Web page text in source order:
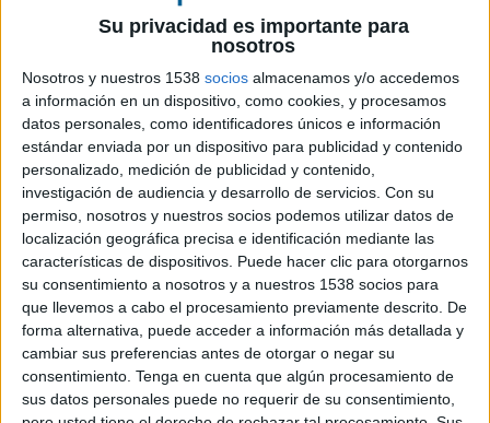
Su privacidad es importante para
nosotros
Nosotros y nuestros 1538 socios almacenamos y/o accedemos
a información en un dispositivo, como cookies, y procesamos
datos personales, como identificadores únicos e información
estándar enviada por un dispositivo para publicidad y contenido
personalizado, medición de publicidad y contenido,
investigación de audiencia y desarrollo de servicios. Con su
permiso, nosotros y nuestros socios podemos utilizar datos de
localización geográfica precisa e identificación mediante las
características de dispositivos. Puede hacer clic para otorgarnos
su consentimiento a nosotros y a nuestros 1538 socios para
que llevemos a cabo el procesamiento previamente descrito. De
forma alternativa, puede acceder a información más detallada y
cambiar sus preferencias antes de otorgar o negar su
consentimiento. Tenga en cuenta que algún procesamiento de
sus datos personales puede no requerir de su consentimiento,
Tata Motors ha nombrado a Ramón Garzón
nuevo jefe de marketing de la compañía. El
directivo es licenciado en Ciencias de la
Comunicación por la Universidad Complutense